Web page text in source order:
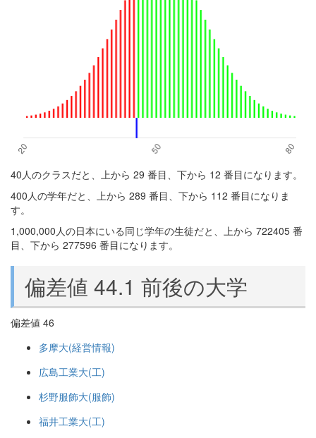
40人のクラスだと、上から 29 番目、下から 12 番目になります。
400人の学年だと、上から 289 番目、下から 112 番目になりま
す。
1,000,000人の日本にいる同じ学年の生徒だと、上から 722405 番
目、下から 277596 番目になります。
偏差値 44.1 前後の大学
偏差値 46
多摩大(経営情報)
広島工業大(工)
杉野服飾大(服飾)
福井工業大(工)